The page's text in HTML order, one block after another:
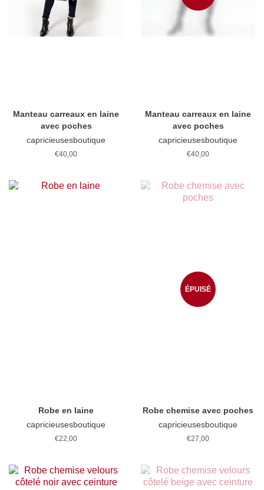
Manteau carreaux en laine
avec poches
capricieusesboutique
Prix
€40,00
Manteau carreaux en laine
avec poches
capricieusesboutique
Prix
€40,00
Robe en laine
capricieusesboutique
Prix
€22,00
ÉPUISÉ
Robe chemise avec poches
capricieusesboutique
Prix
€27,00